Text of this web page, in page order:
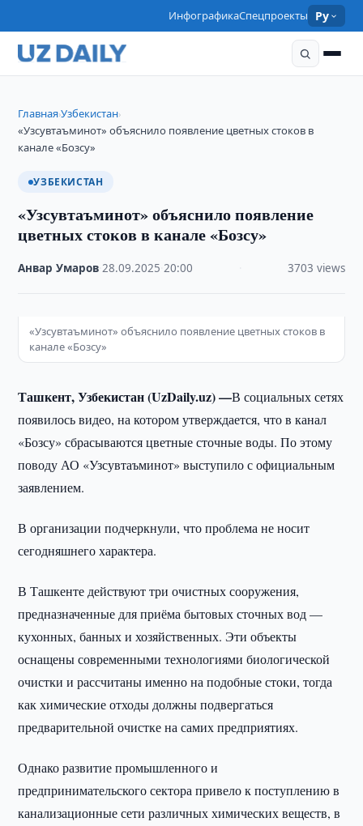
ИнфографикаСпецпроекты Ру
Главная›Узбекистан›
«Узсувтаъминот» объяснило появление цветных стоков в
канале «Бозсу»
УЗБЕКИСТАН
«Узсувтаъминот» объяснило появление
цветных стоков в канале «Бозсу»
Анвар Умаров ·28.09.2025 ·20:00 3703 views
«Узсувтаъминот» объяснило появление цветных стоков в
канале «Бозсу»
Ташкент, Узбекистан (UzDaily.uz) —В социальных сетях
появилось видео, на котором утверждается, что в канал
«Бозсу» сбрасываются цветные сточные воды. По этому
поводу АО «Узсувтаъминот» выступило с официальным
заявлением.
В организации подчеркнули, что проблема не носит
сегодняшнего характера.
В Ташкенте действуют три очистных сооружения,
предназначенные для приёма бытовых сточных вод —
кухонных, банных и хозяйственных. Эти объекты
оснащены современными технологиями биологической
очистки и рассчитаны именно на подобные стоки, тогда
как химические отходы должны подвергаться
предварительной очистке на самих предприятиях.
Однако развитие промышленного и
предпринимательского сектора привело к поступлению в
канализационные сети различных химических веществ, в